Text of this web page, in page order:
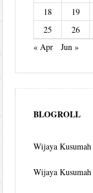
18
19
25
26
« Apr
Jun »
BLOGROLL
Wijaya Kusumah
Wijaya Kusumah